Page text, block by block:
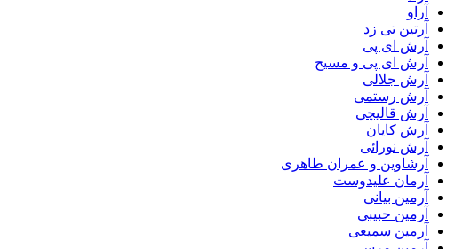
آراو
آرتین تی زد
آرش ای پی
آرش ای پی و مسیح
آرش جلالی
آرش رستمی
آرش قالیچی
آرش کایان
آرش نورائی
آرشاوین و عمران طاهری
آرمان علیدوست
آرمین بیانی
آرمین حبیبی
آرمین سمیعی